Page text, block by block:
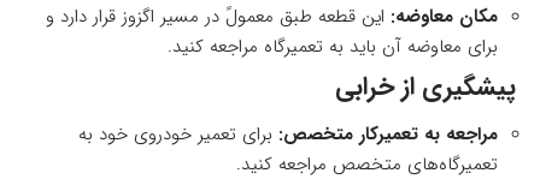
مکان معاوضه: این قطعه طبق معمولً در مسیر اگزوز قرار دارد و
برای معاوضه آن باید به تعمیرگاه مراجعه کنید.
پیشگیری از خرابی
مراجعه به تعمیرکار متخصص: برای تعمیر خودروی خود به
تعمیرگاه‌های متخصص مراجعه کنید.